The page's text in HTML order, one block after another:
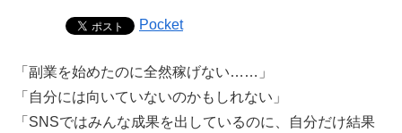
Pocket
「副業を始めたのに全然稼げない……」
「自分には向いていないのかもしれない」
「SNSではみんな成果を出しているのに、自分だけ結果